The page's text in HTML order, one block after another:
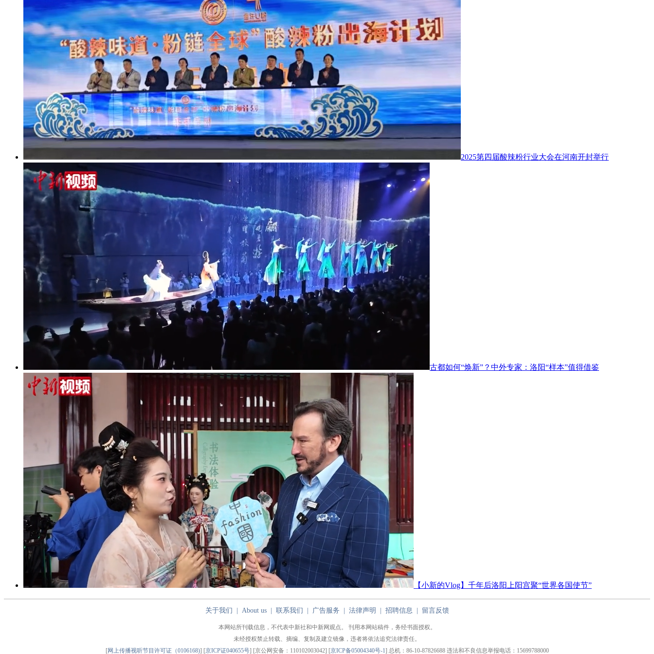
2025第四届酸辣粉行业大会在河南开封举行
古都如何“焕新”？中外专家：洛阳“样本”值得借鉴
【小新的Vlog】千年后洛阳上阳宫聚“世界各国使节”
关于我们 About us| 联系我们 广告服务 法律声明 招聘信息 留言反馈
本网站所刊载信息，不代表中新社和中新网观点。 刊用本网站稿件，务经书面授权。
未经授权禁止转载、摘编、复制及建立镜像，违者将依法追究法律责任。
[网上传播视听节目许可证（0106168)] [京ICP证040655号] [京公网安备：110102003042] [京ICP备05004340号-1] 总机：86-10-87826688 违法和不良信息举报电话：15699788000